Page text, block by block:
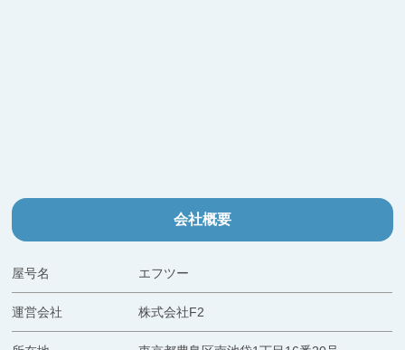
会社概要
屋号名 エフツー
運営会社 株式会社F2